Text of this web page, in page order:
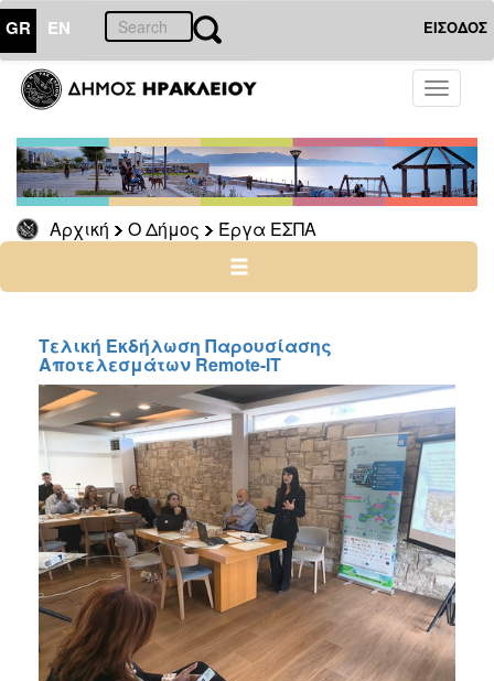
GR EN ΕΙΣΟΔΟΣ
Toggle
Αρχική Ο Δήμος Έργα ΕΣΠΑ
ΔΗΜΟΣ
Έργα
ΕΣΠΑ
ΕΣΠΑ
2021-
2027
Ανάκαμψης
βελτίωσης
οδικής
ασφάλειας
ΕΣΠΑ
Κρήτη
2020
ΕΣΠΑ
2014-
2020
Ανταγωνιστικότητα
Επιχειρηματικότητα
και
Καινοτομία
Τελική Εκδήλωση Παρουσίασης
Αποτελεσμάτων Remote-IT